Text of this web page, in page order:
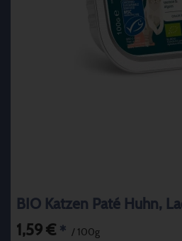
BIO Katzen Paté Huhn,
1,59 € * / 100g